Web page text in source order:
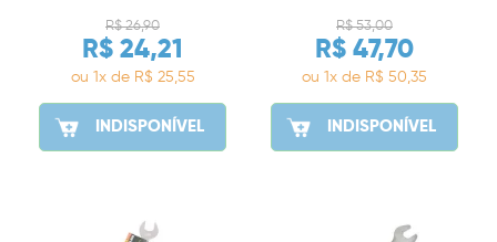
R$ 26,90
R$ 24,21
ou 1x de R$ 25,55
INDISPONÍVEL
R$ 53,00
R$ 47,70
ou 1x de R$ 50,35
INDISPONÍVEL